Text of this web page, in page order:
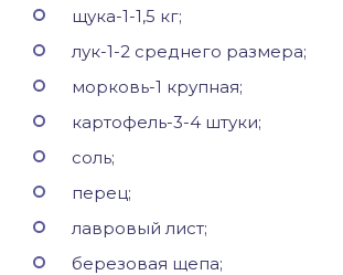
щука-1-1,5 кг;
лук-1-2 среднего размера;
морковь-1 крупная;
картофель-3-4 штуки;
соль;
перец;
лавровый лист;
березовая щепа;